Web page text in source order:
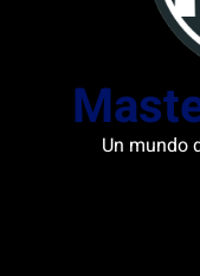
Un mundo